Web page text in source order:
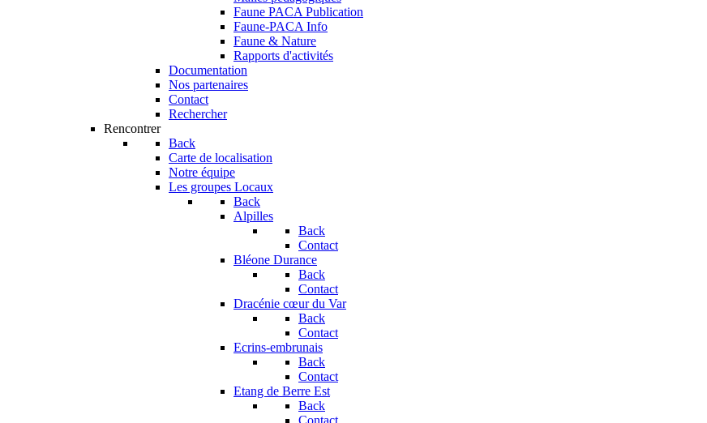
Faune PACA Publication
Faune-PACA Info
Faune & Nature
Rapports d'activités
Documentation
Nos partenaires
Contact
Rechercher
Rencontrer
Back
Carte de localisation
Notre équipe
Les groupes Locaux
Back
Alpilles
Back
Contact
Bléone Durance
Back
Contact
Dracénie cœur du Var
Back
Contact
Ecrins-embrunais
Back
Contact
Etang de Berre Est
Back
Contact